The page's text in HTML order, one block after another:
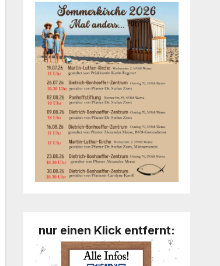
nur einen Klick entfernt: